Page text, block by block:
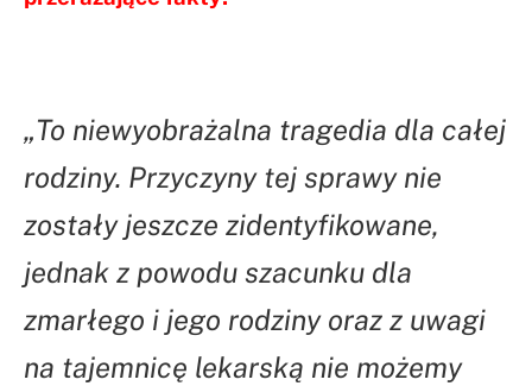
„To niewyobrażalna tragedia dla całej
rodziny. Przyczyny tej sprawy nie
zostały jeszcze zidentyfikowane,
jednak z powodu szacunku dla
zmarłego i jego rodziny oraz z uwagi
na tajemnicę lekarską nie możemy